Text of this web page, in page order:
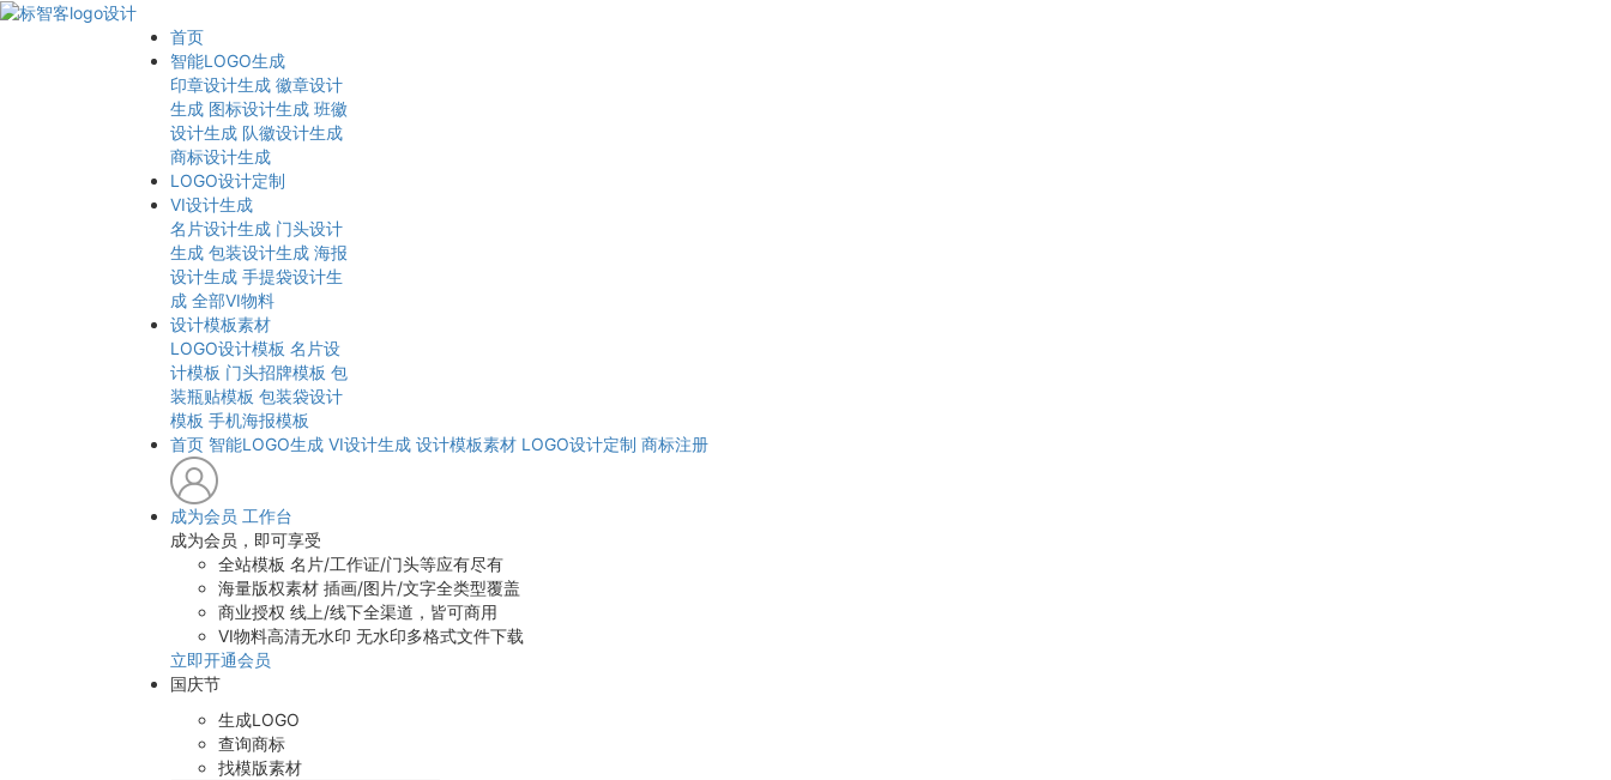
首页
智能LOGO生成
印章设计生成 徽章设计
生成 图标设计生成 班徽
设计生成 队徽设计生成
商标设计生成
LOGO设计定制
VI设计生成
名片设计生成 门头设计
生成 包装设计生成 海报
设计生成 手提袋设计生
成 全部VI物料
设计模板素材
LOGO设计模板 名片设
计模板 门头招牌模板 包
装瓶贴模板 包装袋设计
模板 手机海报模板
首页 智能LOGO生成 VI设计生成 设计模板素材 LOGO设计定制 商标注册
成为会员 工作台
成为会员，即可享受
全站模板 名片/工作证/门头等应有尽有
海量版权素材 插画/图片/文字全类型覆盖
商业授权 线上/线下全渠道，皆可商用
VI物料高清无水印 无水印多格式文件下载
立即开通会员
国庆节
生成LOGO
查询商标
找模版素材